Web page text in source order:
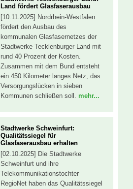
Land fördert Glasfaserausbau
[10.11.2025] Nordrhein-Westfalen
fördert den Ausbau des
kommunalen Glasfasernetzes der
Stadtwerke Tecklenburger Land mit
rund 40 Prozent der Kosten.
Zusammen mit dem Bund entsteht
ein 450 Kilometer langes Netz, das
Versorgungslücken in sieben
Kommunen schließen soll. mehr...
Stadtwerke Schweinfurt:
Qualitätssiegel für
Glasfaserausbau erhalten
[02.10.2025] Die Stadtwerke
Schweinfurt und ihre
Telekommunikationstochter
RegioNet haben das Qualitätssiegel